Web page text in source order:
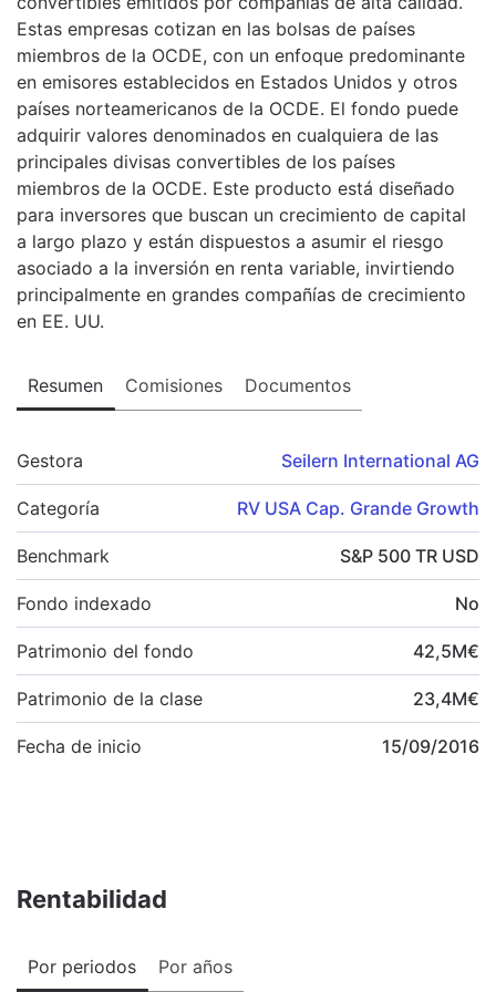
Estas empresas cotizan en las bolsas de países
miembros de la OCDE, con un enfoque predominante
en emisores establecidos en Estados Unidos y otros
países norteamericanos de la OCDE. El fondo puede
adquirir valores denominados en cualquiera de las
principales divisas convertibles de los países
miembros de la OCDE. Este producto está diseñado
para inversores que buscan un crecimiento de capital
a largo plazo y están dispuestos a asumir el riesgo
asociado a la inversión en renta variable, invirtiendo
principalmente en grandes compañías de crecimiento
en EE. UU.
Resumen Comisiones Documentos
Gestora Seilern International AG
Categoría RV USA Cap. Grande Growth
Benchmark S&P 500 TR USD
Fondo indexado No
Patrimonio del fondo 42,5M€
Patrimonio de la clase 23,4M€
Fecha de inicio 15/09/2016
Rentabilidad
Por periodos Por años